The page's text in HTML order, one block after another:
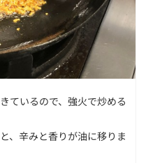
ているので、強火で炒める
、辛みと香りが油に移りま